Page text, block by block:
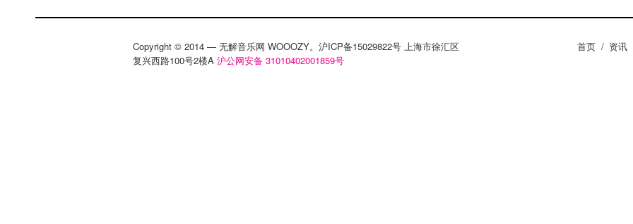
Copyright © 2014 — 无解音乐网 WOOOZY。沪ICP备15029822号 上海市徐汇区
复兴西路100号2楼A 沪公网安备 31010402001859号
首页 / 资讯